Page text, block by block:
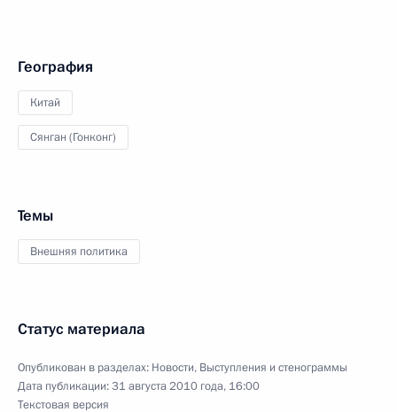
География
Китай
Сянган (Гонконг)
Темы
Внешняя политика
Статус материала
Опубликован в разделах: Новости, Выступления и стенограммы
Дата публикации:31 августа 2010 года, 16:00
Текстовая версия